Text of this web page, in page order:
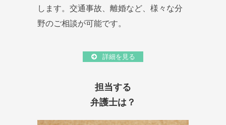
します。交通事故、離婚など、様々な分
野のご相談が可能です。
詳細を見る
担当する
弁護士は？